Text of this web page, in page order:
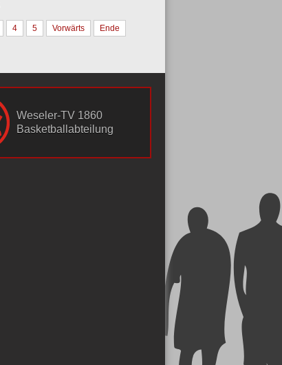
4 5 Vorwärts Ende
Weseler-TV 1860
Basketballabteilung